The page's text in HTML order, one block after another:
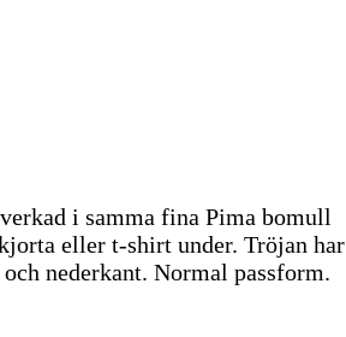
i samma fina Pima bomull
eller t-shirt under. Tröjan har
nederkant. Normal passform.